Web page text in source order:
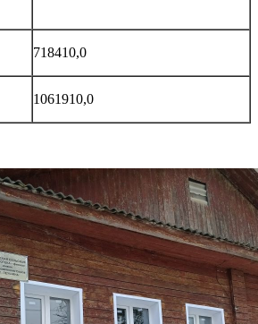
718410,0
1061910,0